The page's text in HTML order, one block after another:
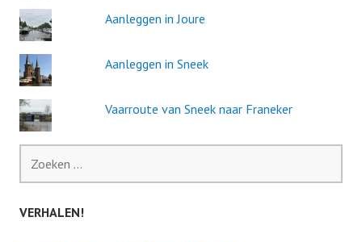
Aanleggen in Joure
Aanleggen in Sneek
Vaarroute van Sneek naar Franeker
naar:
VERHALEN!